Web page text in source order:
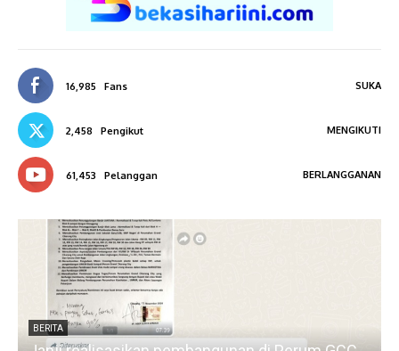
16,985 Fans SUKA
2,458 Pengikut MENGIKUTI
61,453 Pelanggan BERLANGGANAN
BERITA